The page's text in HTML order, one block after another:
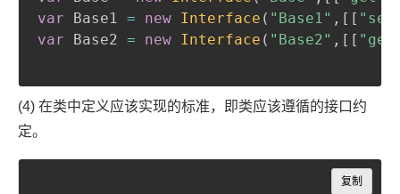
var Base1 = new Interface ( "Base1" , [ [
var Base2 = new Interface ( "Base2" , [ [
(4) 在类中定义应该实现的标准，即类应该遵循的接口约
定。
复制
Copy